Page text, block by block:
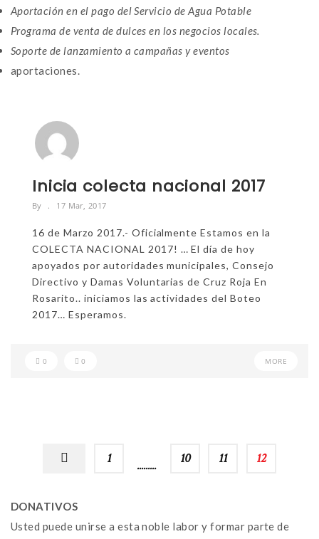
Aportación en el pago del Servicio de Agua Potable
Programa de venta de dulces en los negocios locales.
Soporte de lanzamiento a campañas y eventos
aportaciones.
Inicia colecta nacional 2017
By 17 Mar, 2017
16 de Marzo 2017.- Oficialmente Estamos en la
COLECTA NACIONAL 2017! … El día de hoy
apoyados por autoridades municipales, Consejo
Directivo y Damas Voluntarias de Cruz Roja En
Rosarito.. iniciamos las actividades del Boteo
2017… Esperamos.
0 0 MORE
1 10 11 12
DONATIVOS
Usted puede unirse a esta noble labor y formar parte de